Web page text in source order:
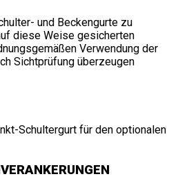
und Beckengurte zu
diese Weise gesicherten
Verwendung der
Sichtprüfung überzeugen
Schultergurt für den optionalen